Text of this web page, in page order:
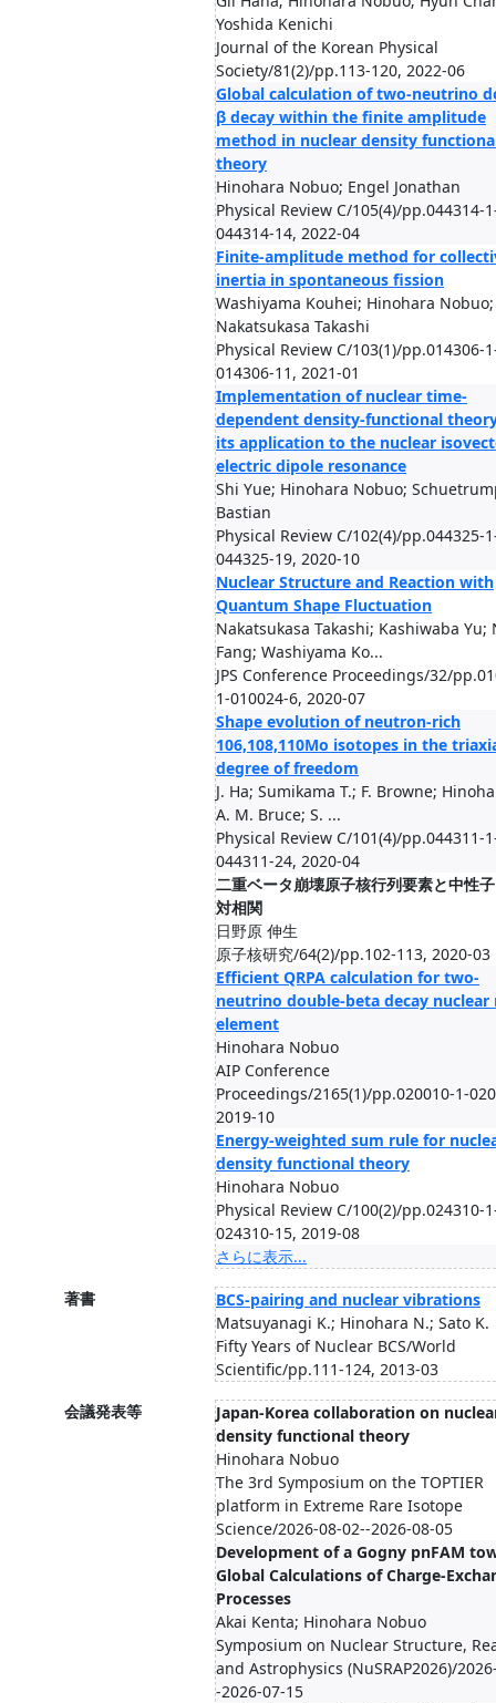
Yoshida Kenichi
Journal of the Korean Physical
Society/81(2)/pp.113-120, 2022-06
Global calculation of two-neutrino
β decay within the finite amplitude
method in nuclear density
theory
Hinohara Nobuo; Engel Jonathan
Physical Review C/105(4)/pp.044314-
044314-14, 2022-04
Finite-amplitude method for
inertia in spontaneous fission
Washiyama Kouhei; Hinohara Nobuo;
Nakatsukasa Takashi
Physical Review C/103(1)/pp.014306-
014306-11, 2021-01
Implementation of nuclear time-
dependent density-functional
its application to the nuclear
electric dipole resonance
Shi Yue; Hinohara Nobuo;
Bastian
Physical Review C/102(4)/pp.044325-
044325-19, 2020-10
Nuclear Structure and Reaction with
Quantum Shape Fluctuation
Nakatsukasa Takashi; Kashiwaba Yu;
Fang; Washiyama Ko...
JPS Conference Proceedings/32/
1-010024-6, 2020-07
Shape evolution of neutron-rich
106,108,110Mo isotopes in the
degree of freedom
J. Ha; Sumikama T.; F. Browne;
A. M. Bruce; S. ...
Physical Review C/101(4)/pp.044311-
044311-24, 2020-04
二重ベータ崩壊原子核行列要素と中性
対相関
日野原 伸生
原子核研究/64(2)/pp.102-113, 2020-03
Efficient QRPA calculation for two-
neutrino double-beta decay
element
Hinohara Nobuo
AIP Conference
Proceedings/2165(1)/pp.020010-1-
2019-10
Energy-weighted sum rule for
density functional theory
Hinohara Nobuo
Physical Review C/100(2)/pp.024310-
024310-15, 2019-08
さらに表示...
著書
BCS-pairing and nuclear vibrations
Matsuyanagi K.; Hinohara N.; Sato K.
Fifty Years of Nuclear BCS/World
Scientific/pp.111-124, 2013-03
会議発表等
Japan-Korea collaboration on
density functional theory
Hinohara Nobuo
The 3rd Symposium on the TOPTIER
platform in Extreme Rare Isotope
Science/2026-08-02--2026-08-05
Development of a Gogny pnFAM
Global Calculations of Charge-
Processes
Akai Kenta; Hinohara Nobuo
Symposium on Nuclear Structure,
and Astrophysics (NuSRAP2026)/
-2026-07-15